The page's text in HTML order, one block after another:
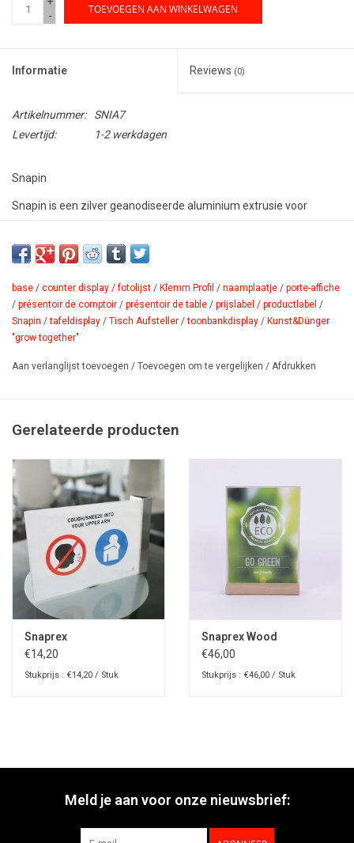
-
TOEVOEGEN AAN WINKELWAGEN
Informatie Reviews (0)
Artikelnummer:
SNIA7
Levertijd:
1-2 werkdagen
Snapin
Snapin is een zilver geanodiseerde aluminium extrusie voor
toonbank- of tafeldisplay in combinatie met onze snaprex-
posterhouders of gebruik het creatief om geprinte aluminium
composietpanelen te presenteren. Het toepassingsgebied is
enorm: b.v. als naamplaatje, als prijs- of productlabel of als
fotolijst. Met een Snapin display op de toonbank, bent u altijd goed
op de hoogte.
PDF
base / counter display /fotolijst / Klemm Profil / naamplaatje / porte-affiche
/ présentoir de comptoir / présentoir de table / prijslabel / productlabel /
Snapin /tafeldisplay / Tisch Aufsteller /toonbankdisplay / Kunst&Dünger
"grow together"
Aan verlanglijst toevoegen / Toevoegen om te vergelijken / Afdrukken
Gerelateerde producten
Snaprex
€14,20
Stukprijs : €14,20 / Stuk
Snaprex Wood
€46,00
Stukprijs : €46,00 / Stuk
Meld je aan voor onze nieuwsbrief: